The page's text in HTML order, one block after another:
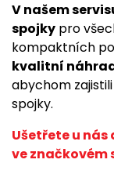
V našem
spojky pro
kompaktních
kvalitní
abychom
spojky.
Ušetřete u nás
ve značkovém